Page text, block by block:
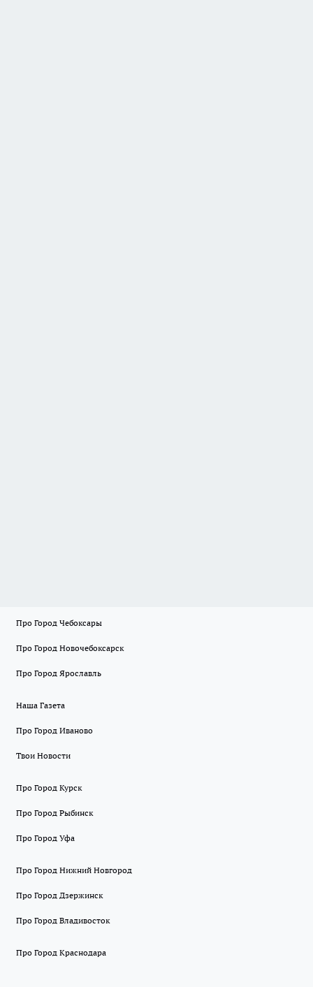
Про Город Чебоксары
Про Город Новочебоксарск
Про Город Ярославль
Наша Газета
Про Город Иваново
Твои Новости
Про Город Курск
Про Город Рыбинск
Про Город Уфа
Про Город Нижний Новгород
Про Город Дзержинск
Про Город Владивосток
Про Город Краснодара